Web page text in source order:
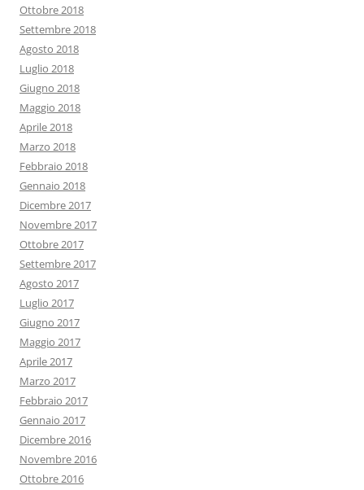
Ottobre 2018
Settembre 2018
Agosto 2018
Luglio 2018
Giugno 2018
Maggio 2018
Aprile 2018
Marzo 2018
Febbraio 2018
Gennaio 2018
Dicembre 2017
Novembre 2017
Ottobre 2017
Settembre 2017
Agosto 2017
Luglio 2017
Giugno 2017
Maggio 2017
Aprile 2017
Marzo 2017
Febbraio 2017
Gennaio 2017
Dicembre 2016
Novembre 2016
Ottobre 2016